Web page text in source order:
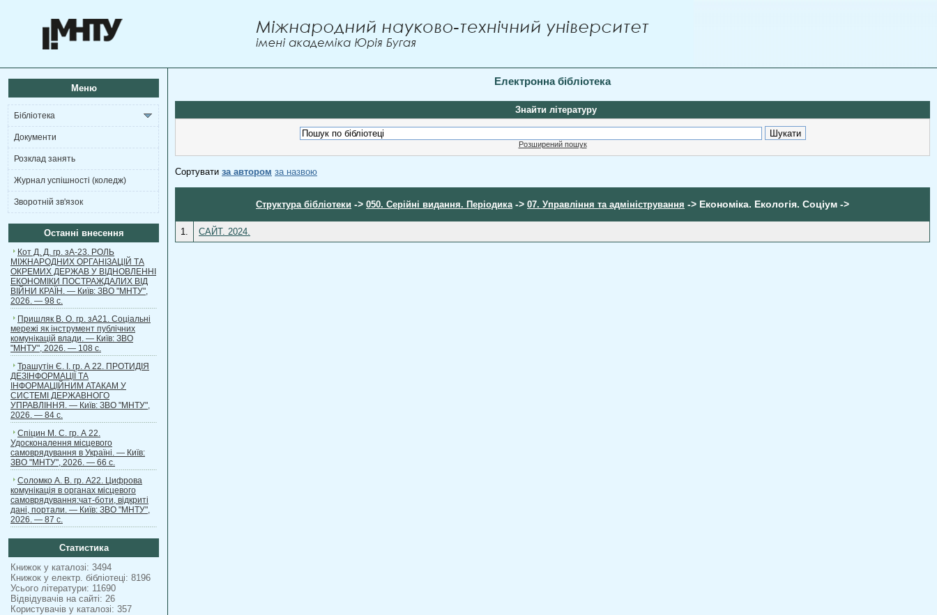
Меню
Бібліотека
Документи
Розклад занять
Журнал успішності (коледж)
Зворотній зв'язок
Останні внесення
Кот Д. Д. гр. зА-23. РОЛЬ
МІЖНАРОДНИХ ОРГАНІЗАЦІЙ ТА
ОКРЕМИХ ДЕРЖАВ У ВІДНОВЛЕННІ
ЕКОНОМІКИ ПОСТРАЖДАЛИХ ВІД
ВІЙНИ КРАЇН. — Київ: ЗВО "МНТУ",
2026. — 98 с.
Пришляк В. О. гр. зА21. Соціальні
мережі як інструмент публічних
комунікацій влади. — Київ: ЗВО
"МНТУ", 2026. — 108 с.
Трашутін Є. І. гр. А 22. ПРОТИДІЯ
ДЕЗІНФОРМАЦІЇ ТА
ІНФОРМАЦІЙНИМ АТАКАМ У
СИСТЕМІ ДЕРЖАВНОГО
УПРАВЛІННЯ. — Київ: ЗВО "МНТУ",
2026. — 84 с.
Спіцин М. С. гр. А 22.
Удосконалення місцевого
самоврядування в Україні. — Київ:
ЗВО "МНТУ", 2026. — 66 с.
Соломко А. В. гр. А22. Цифрова
комунікація в органах місцевого
самоврядування:чат-боти, відкриті
дані, портали. — Київ: ЗВО "МНТУ",
2026. — 87 с.
Статистика
Книжок у каталозі: 3494
Книжок у електр. бібліотеці: 8196
Усього літератури: 11690
Відвідувачів на сайті: 26
Користувачів у каталозі: 357
Електронна бібліотека
Знайти літературу
Розширений пошук
Сортувати за автором за назвою
Структура бібліотеки -> 050. Серійні видання. Періодика -> 07. Управління та адміністрування -> Економіка. Екологія. Соціум ->
1. САЙТ. 2024.